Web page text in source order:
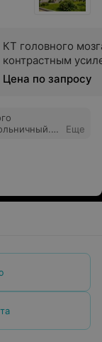
КТ головного
контрастным
Цена по запросу
которая
в
Еще